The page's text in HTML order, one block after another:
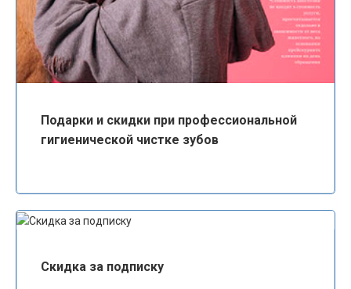
Подарки и скидки при профессиональной
гигиенической чистке зубов
Скидка за подписку